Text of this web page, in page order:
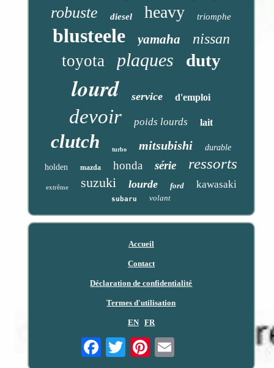
robuste diesel heavy triomphe
blusteele yamaha nissan
toyota plaques duty
lourd service d'emploi
devoir poids lourds lait
clutch turbo mitsubishi durable
holden mazda honda série ressorts
extrême suzuki lourde ford kawasaki
subaru volant
Accueil
Contact
Déclaration de confidentialité
Termes d'utilisation
EN FR